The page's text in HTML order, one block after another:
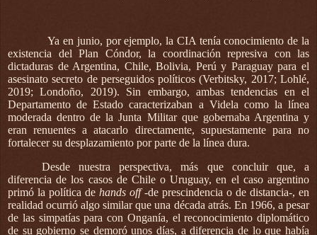
Ya en junio, por ejemplo, la CIA tenía conocimiento de la
existencia del Plan Cóndor, la coordinación represiva con las
dictaduras de Argentina, Chile, Bolivia, Perú y Paraguay para el
asesinato secreto de perseguidos políticos (Verbitsky, 2017; Lohlé,
2019; Londoño, 2019). Sin embargo, ambas tendencias en el
Departamento de Estado caracterizaban a Videla como la línea
moderada dentro de la Junta Militar que gobernaba Argentina y
eran renuentes a atacarlo directamente, supuestamente para no
fortalecer su desplazamiento por parte de la línea dura.
Desde nuestra perspectiva, más que concluir que, a
diferencia de los casos de Chile o Uruguay, en el caso argentino
primó la política de hands off-de prescindencia o de distancia-, en
realidad ocurrió algo similar que una década atrás. En 1966, a pesar
de las simpatías para con Onganía, el reconocimiento diplomático
de su gobierno se demoró unos días, a diferencia de lo que había